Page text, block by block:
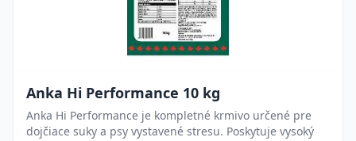
Anka Hi Performance 10 kg
Anka Hi Performance je kompletné krmivo určené pre
dojčiace suky a psy vystavené stresu. Poskytuje vysoký